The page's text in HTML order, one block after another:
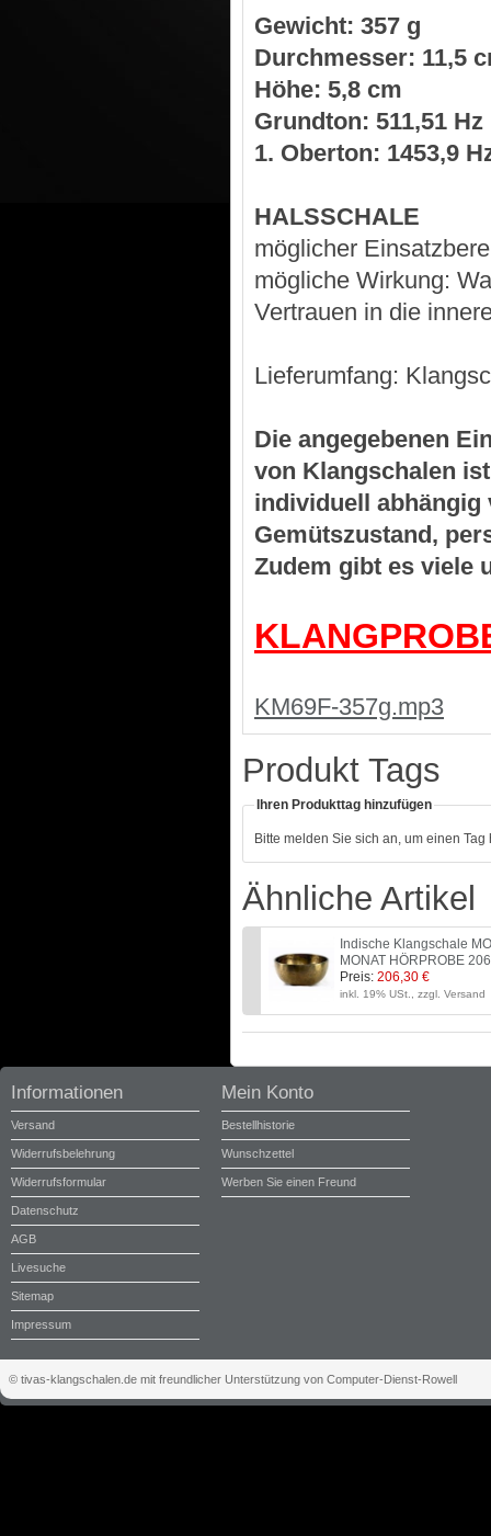
Gewicht: 357 g
Durchmesser: 11,5
Höhe: 5,8 cm
Grundton: 511,51 Hz
1. Oberton: 1453,9
HALSSCHALE
möglicher
mögliche Wirkung:
Vertrauen in die
Lieferumfang:
Die angegebenen
von Klangschalen
individuell abhängig
Gemütszustand,
Zudem gibt es viele
KM69F-357g.mp3
Produkt Tags
Ihren Produkttag hinzufügen
Bitte melden Sie sich an, um einen
Ähnliche Artikel
Indische Klangschale
MONAT HÖRPROBE
Preis: 206,30 €
inkl. 19% USt., zzgl. Versand
Informationen
Versand
Widerrufsbelehrung
Widerrufsformular
Datenschutz
AGB
Livesuche
Sitemap
Impressum
Mein Konto
Bestellhistorie
Wunschzettel
Werben Sie einen Freund
© tivas-klangschalen.de mit freundlicher Unterstützung von Computer-Dienst-Rowell